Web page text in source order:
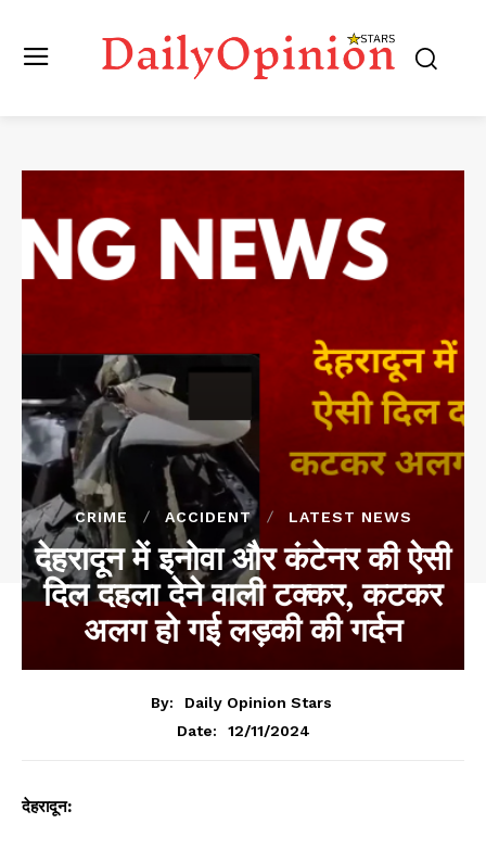
CRIME ACCIDENT LATEST NEWS
देहरादून में इनोवा और कंटेनर की ऐसी
दिल दहला देने वाली टक्कर, कटकर
अलग हो गई लड़की की गर्दन
By:
Daily Opinion Stars
Date:
12/11/2024
देहरादून: